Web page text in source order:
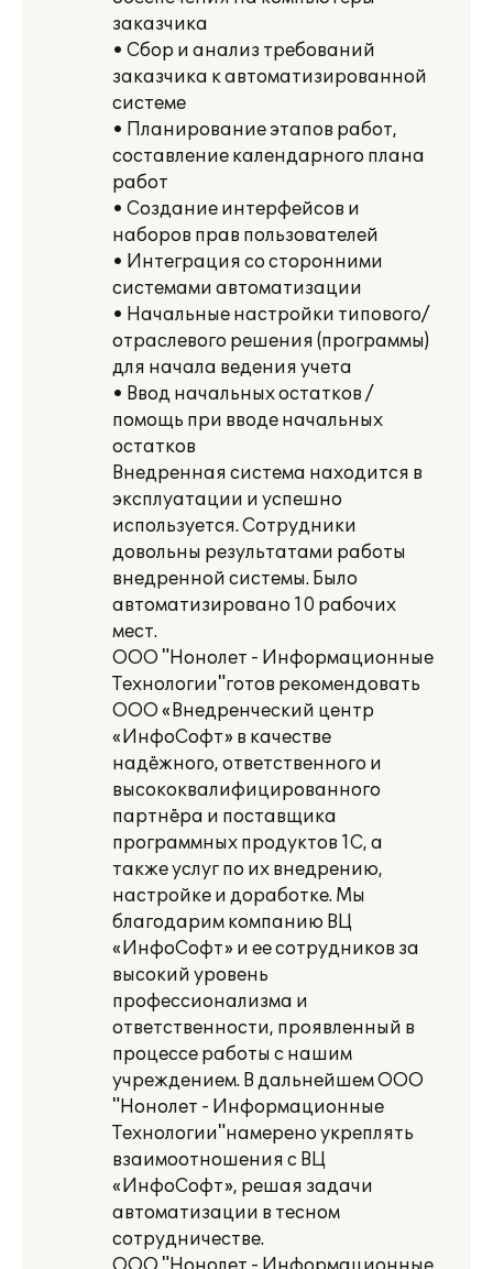
заказчика
• Сбор и анализ требований
заказчика к автоматизированной
системе
• Планирование этапов работ,
составление календарного плана
работ
• Создание интерфейсов и
наборов прав пользователей
• Интеграция со сторонними
системами автоматизации
• Начальные настройки типового/
отраслевого решения (программы)
для начала ведения учета
• Ввод начальных остатков /
помощь при вводе начальных
остатков
Внедренная система находится в
эксплуатации и успешно
используется. Сотрудники
довольны результатами работы
внедренной системы. Было
автоматизировано 10 рабочих
мест.
ООО "Нонолет - Информационные
Технологии"готов рекомендовать
ООО «Внедренческий центр
«ИнфоСофт» в качестве
надёжного, ответственного и
высококвалифицированного
партнёра и поставщика
программных продуктов 1С, а
также услуг по их внедрению,
настройке и доработке. Мы
благодарим компанию ВЦ
«ИнфоСофт» и ее сотрудников за
высокий уровень
профессионализма и
ответственности, проявленный в
процессе работы с нашим
учреждением. В дальнейшем ООО
"Нонолет - Информационные
Технологии"намерено укреплять
взаимоотношения с ВЦ
«ИнфоСофт», решая задачи
автоматизации в тесном
сотрудничестве.